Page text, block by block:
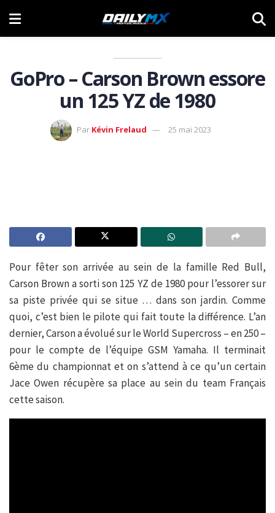
GoPro – Carson Brown essore
un 125 YZ de 1980
Par Kévin Frelaud 25 mai 2023
Pour fêter son arrivée au sein de la famille Red Bull,
Carson Brown a sorti son 125 YZ de 1980 pour l’essorer sur
sa piste privée qui se situe … dans son jardin. Comme
quoi, c’est bien le pilote qui fait toute la différence. L’an
dernier, Carson a évolué sur le World Supercross – en 250 –
pour le compte de l’équipe GSM Yamaha. Il terminait
6ème du championnat et on s’attend à ce qu’un certain
Jace Owen récupère sa place au sein du team Français
cette saison.